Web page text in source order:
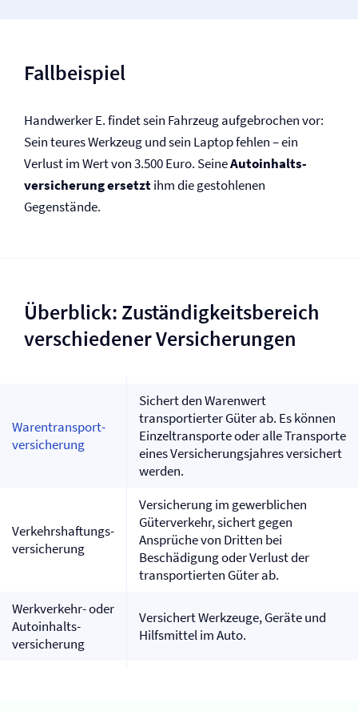
Fallbeispiel
Handwerker E. findet sein Fahrzeug aufgebrochen vor:
Sein teures Werkzeug und sein Laptop fehlen – ein
Verlust im Wert von 3.500 Euro. SeineAutoinhalts­
versicherung ersetztihm die gestohlenen
Gegenstände.
Überblick: Zuständigkeitsbereich
verschiedener Versicherungen
Warentransport­
versicherung
Sichert den Warenwert
transportierter Güter ab. Es können
Einzeltransporte oder alle Transporte
eines Versicherungsjahres versichert
werden.
Verkehrshaftungs­
versicherung
Versicherung im gewerblichen
Güterverkehr, sichert gegen
Ansprüche von Dritten bei
Beschädigung oder Verlust der
transportierten Güter ab.
Werkverkehr- oder
Autoinhalts­
versicherung
Versichert Werkzeuge, Geräte und
Hilfsmittel im Auto.